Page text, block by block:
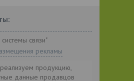
связи"
рекламы
продукцию,
данные продавцов